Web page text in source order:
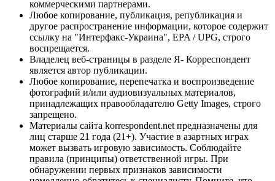
коммерческими партнерами.
Любое копирование, публикация, републикация и
другое распространение информации, которое содержит
ссылку на "Интерфакс-Украина", EPA / UPG, строго
воспрещается.
Владелец веб-страницы в разделе Я- Корреспондент
является автор публикации.
Любое копирование, перепечатка и воспроизведение
фотографий и/или аудиовизуальных материалов,
принадлежащих правообладателю Getty Images, строго
запрещено.
Материалы сайта korrespondent.net предназначены для
лиц старше 21 года (21+). Участие в азартных играх
может вызвать игровую зависимость. Соблюдайте
правила (принципы) ответственной игры. При
обнаружении первых признаков зависимости